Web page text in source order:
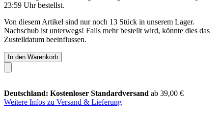
23:59 Uhrbestellst.
Von diesem Artikel sind nur noch 13 Stück in unserem Lager.
Nachschub ist unterwegs! Falls mehr bestellt wird, könnte dies das
Zustelldatum beeinflussen.
In den Warenkorb
Deutschland: Kostenloser Standardversand ab 39,00 €
Weitere Infos zu Versand & Lieferung